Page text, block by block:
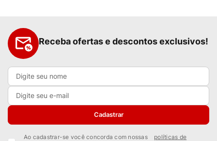
Receba ofertas e descontos exclusivos!
Cadastrar
Ao cadastrar-se você concorda com nossas
políticas de